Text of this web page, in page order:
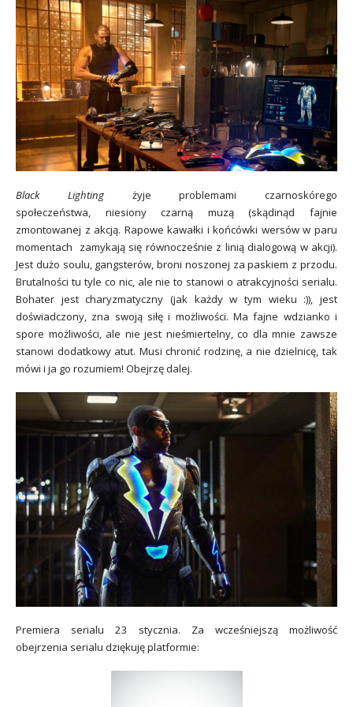
Black Lightingżyje problemami czarnoskórego
społeczeństwa, niesiony czarną muzą (skądinąd fajnie
zmontowanej z akcją. Rapowe kawałki i końcówki wersów w paru
momentach zamykają się równocześnie z linią dialogową w akcji).
Jest dużo soulu, gangsterów, broni noszonej za paskiem z przodu.
Brutalności tu tyle co nic, ale nie to stanowi o atrakcyjności serialu.
Bohater jest charyzmatyczny (jak każdy w tym wieku :)), jest
doświadczony, zna swoją siłę i możliwości. Ma fajne wdzianko i
spore możliwości, ale nie jest nieśmiertelny, co dla mnie zawsze
stanowi dodatkowy atut. Musi chronić rodzinę, a nie dzielnicę, tak
mówi i ja go rozumiem! Obejrzę dalej.
Premiera serialu 23 stycznia. Za wcześniejszą możliwość
obejrzenia serialu dziękuję platformie: